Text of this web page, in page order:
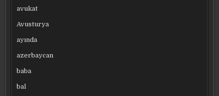
avukat
Avusturya
ayında
azerbaycan
baba
bal